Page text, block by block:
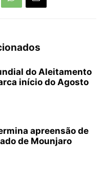
do Aleitamento
início do Agosto
apreensão de
de Mounjaro